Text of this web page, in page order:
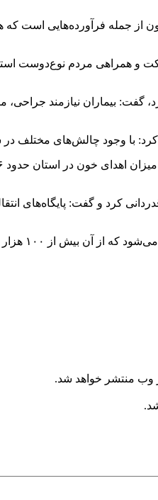
جمله فرآورده‌هایی است که
و همراهی مردم نوع‌دوست
گفت: بیماران نیازمند جراحی،
با وجود چالش‌های مختلف
کرد و گفت: پایگاه‌های
وب منتشر خواهد شد.